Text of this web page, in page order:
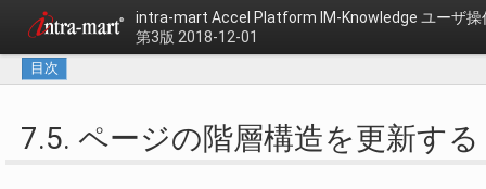
intra-mart Accel Platform IM-Knowledge ユーザ
第3版 2018-12-01
目次
7.5. ページの階層構造を更新する